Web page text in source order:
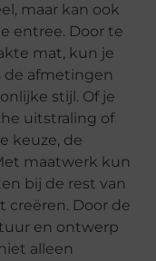
maar kan ook
entree. Door te
mat, kun je
de afmetingen
stijl. Of je
uitstraling of
keuze, de
maatwerk kun
bij de rest van
creëren. Door de
en ontwerp
alleen